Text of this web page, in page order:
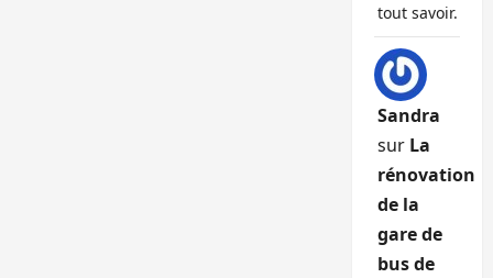
tout savoir.
Sandra
sur La
rénovation
de la
gare de
bus de